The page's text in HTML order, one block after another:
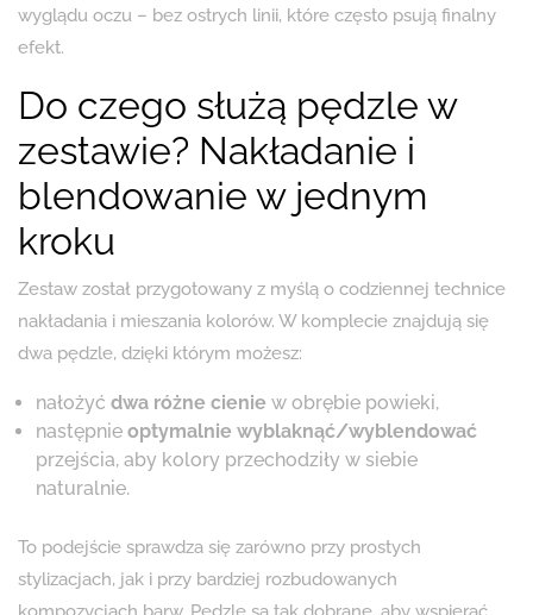
wyglądu oczu – bez ostrych linii, które często psują finalny
efekt.
Do czego służą pędzle w
zestawie? Nakładanie i
blendowanie w jednym
kroku
Zestaw został przygotowany z myślą o codziennej technice
nakładania i mieszania kolorów. W komplecie znajdują się
dwa pędzle, dzięki którym możesz:
nałożyć dwa różne cienie w obrębie powieki,
następnie optymalnie wyblaknąć/wyblendować
przejścia, aby kolory przechodziły w siebie
naturalnie.
To podejście sprawdza się zarówno przy prostych
stylizacjach, jak i przy bardziej rozbudowanych